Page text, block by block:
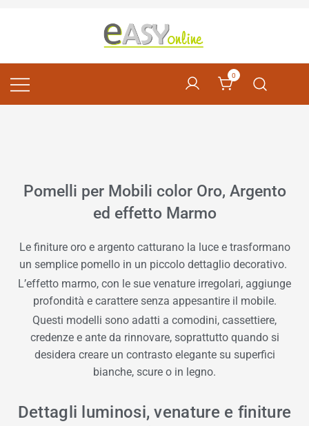
EASY online
Pomelli per Mobili e Artigianato Orientale
0
Pomelli per Mobili color Oro, Argento
ed effetto Marmo
Le finiture oro e argento catturano la luce e trasformano
un semplice pomello in un piccolo dettaglio decorativo.
L’effetto marmo, con le sue venature irregolari, aggiunge
profondità e carattere senza appesantire il mobile.
Questi modelli sono adatti a comodini, cassettiere,
credenze e ante da rinnovare, soprattutto quando si
desidera creare un contrasto elegante su superfici
bianche, scure o in legno.
Dettagli luminosi, venature e finiture